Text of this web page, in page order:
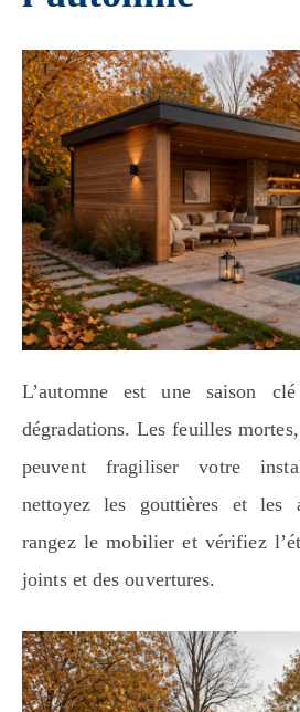
L’automne est une saison
dégradations. Les feuilles
peuvent fragiliser votre
nettoyez les gouttières et les
rangez le mobilier et vérifiez
joints et des ouvertures.